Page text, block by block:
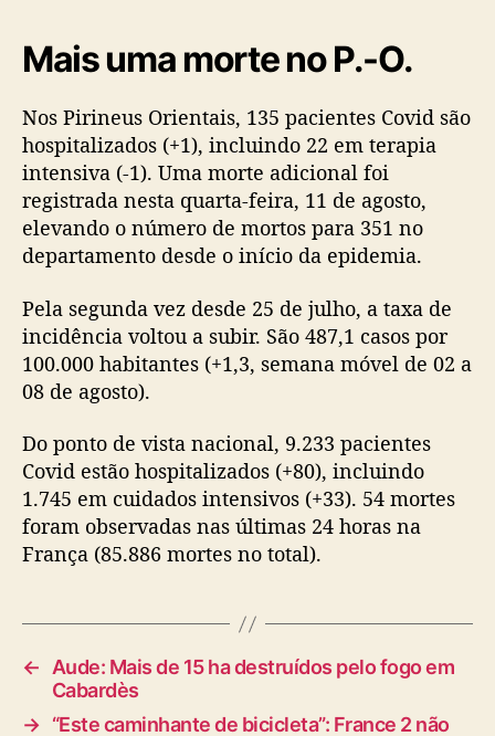
Mais uma morte no P.-O.
Nos Pirineus Orientais, 135 pacientes Covid são
hospitalizados (+1), incluindo 22 em terapia
intensiva (-1). Uma morte adicional foi
registrada nesta quarta-feira, 11 de agosto,
elevando o número de mortos para 351 no
departamento desde o início da epidemia.
Pela segunda vez desde 25 de julho, a taxa de
incidência voltou a subir. São 487,1 casos por
100.000 habitantes (+1,3, semana móvel de 02 a
08 de agosto).
Do ponto de vista nacional, 9.233 pacientes
Covid estão hospitalizados (+80), incluindo
1.745 em cuidados intensivos (+33). 54 mortes
foram observadas nas últimas 24 horas na
França (85.886 mortes no total).
←
Aude: Mais de 15 ha destruídos pelo fogo em
Cabardès
→ “Este caminhante de bicicleta”: France 2 não